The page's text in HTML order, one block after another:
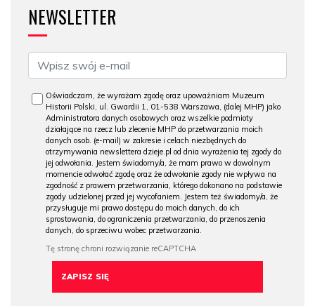
NEWSLETTER
Oświadczam, że wyrażam zgodę oraz upoważniam Muzeum
Historii Polski, ul. Gwardii 1, 01-538 Warszawa, (dalej MHP) jako
Administratora danych osobowych oraz wszelkie podmioty
działające na rzecz lub zlecenie MHP do przetwarzania moich
danych osob. (e-mail) w zakresie i celach niezbędnych do
otrzymywania newslettera dzieje.pl od dnia wyrażenia tej zgody do
jej odwołania. Jestem świadomy/a, że mam prawo w dowolnym
momencie odwołać zgodę oraz że odwołanie zgody nie wpływa na
zgodność z prawem przetwarzania, którego dokonano na podstawie
zgody udzielonej przed jej wycofaniem. Jestem też świadomy/a, że
przysługuje mi prawo dostępu do moich danych, do ich
sprostowania, do ograniczenia przetwarzania, do przenoszenia
danych, do sprzeciwu wobec przetwarzania.